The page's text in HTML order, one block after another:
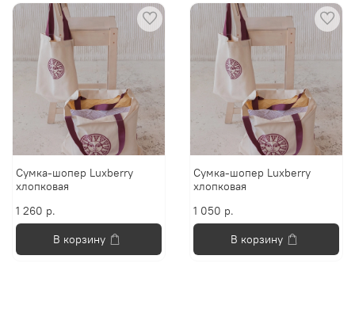
Сумка-шопер Luxberry
хлопковая
1 260 р.
В корзину
Сумка-шопер Luxberry
хлопковая
1 050 р.
В корзину